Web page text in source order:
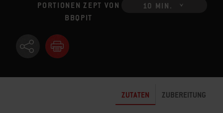
PORTIONEN ZEPT VON
BBQPIT
10 MIN.
ZUTATEN ZUBEREITUNG